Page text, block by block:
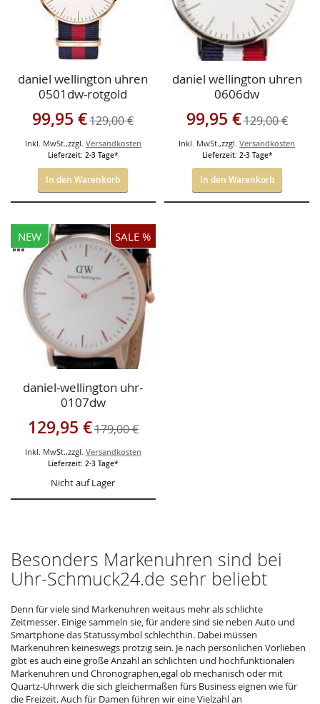
daniel wellington uhren
0501dw-rotgold
Sonderangebot
99,95 €129,00 €
Inkl. MwSt.,zzgl. Versandkosten
Lieferzeit: 2-3 Tage*
In den Warenkorb
daniel wellington uhren
0606dw
Sonderangebot
99,95 €129,00 €
Inkl. MwSt.,zzgl.Versandkosten
Lieferzeit: 2-3 Tage*
In den Warenkorb
ZUR
WUNSCHLISTE
HINZUFÜGEN
ZUR
VERGLEICHSLISTE
HINZUFÜGEN
NEW SALE %
daniel-wellington uhr-
0107dw
Sonderangebot
129,95 €179,00 €
Inkl. MwSt. ,zzgl. Versandkosten
Lieferzeit: 2-3 Tage*
Nicht auf Lager
Besonders Markenuhren sind bei
Uhr-Schmuck24.de sehr beliebt
Denn für viele sind Markenuhren weitaus mehr als schlichte
Zeitmesser. Einige sammeln sie, für andere sind sie neben Auto und
Smartphone das Statussymbol schlechthin. Dabei müssen
Markenuhren keineswegs protzig sein. Je nach persönlichen Vorlieben
gibt es auch eine große Anzahl an schlichten und hochfunktionalen
Markenuhren und Chronographen,egal ob mechanisch oder mit
Quartz-Uhrwerk die sich gleichermaßen fürs Business eignen wie für
die Freizeit. Auch für Damen führen wir eine Vielzahl an